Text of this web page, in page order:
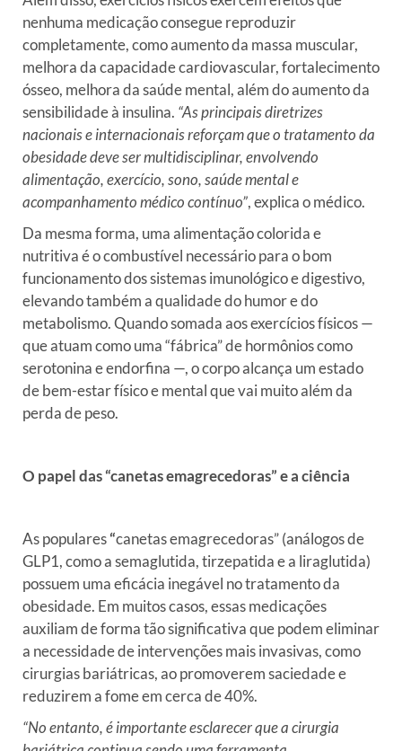
nenhuma medicação consegue reproduzir
completamente, como aumento da massa muscular,
melhora da capacidade cardiovascular, fortalecimento
ósseo, melhora da saúde mental, além do aumento da
sensibilidade à insulina. “As principais diretrizes
nacionais e internacionais reforçam que o tratamento da
obesidade deve ser multidisciplinar, envolvendo
alimentação, exercício, sono, saúde mental e
acompanhamento médico contínuo”, explica o médico.
Da mesma forma, uma alimentação colorida e
nutritiva é o combustível necessário para o bom
funcionamento dos sistemas imunológico e digestivo,
elevando também a qualidade do humor e do
metabolismo. Quando somada aos exercícios físicos —
que atuam como uma “fábrica” de hormônios como
serotonina e endorfina —, o corpo alcança um estado
de bem-estar físico e mental que vai muito além da
perda de peso.
O papel das “canetas emagrecedoras” e a ciência
As populares“canetas emagrecedoras” (análogos de
GLP1, como a semaglutida, tirzepatida e a liraglutida)
possuem uma eficácia inegável no tratamento da
obesidade. Em muitos casos, essas medicações
auxiliam de forma tão significativa que podem eliminar
a necessidade de intervenções mais invasivas, como
cirurgias bariátricas, ao promoverem saciedade e
reduzirem a fome em cerca de 40%.
“No entanto, é importante esclarecer que a cirurgia